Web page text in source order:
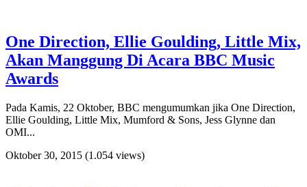
One Direction, Ellie Goulding, Little Mix,
Akan Manggung Di Acara BBC Music
Awards
Pada Kamis, 22 Oktober, BBC mengumumkan jika One Direction,
Ellie Goulding, Little Mix, Mumford & Sons, Jess Glynne dan
OMI...
Oktober 30, 2015 (1.054 views)